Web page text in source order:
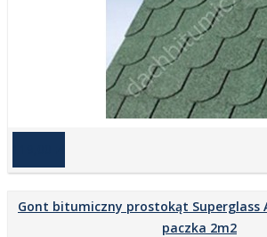
Gont bitumiczny prostokąt Superglass
paczka 2m2